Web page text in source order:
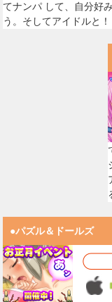
てナンパ して、自分好
う。そしてアイドルと
●パズル＆ドールズ